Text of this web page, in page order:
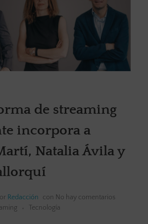
de streaming
incorpora a
Natalia Ávila y
Redacción con No hay comentarios
Tecnología